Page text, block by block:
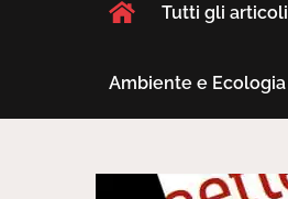
Tutti gli articoli
Ambiente e Ecologia